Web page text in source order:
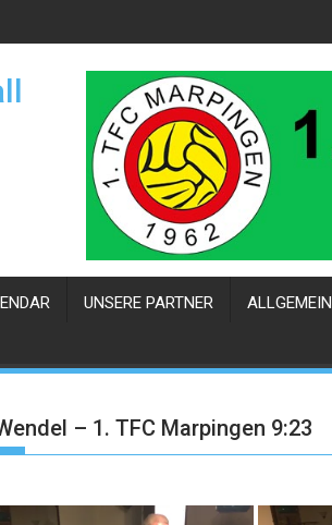
UNSERE PARTNER ALLGEMEIN
– 1. TFC Marpingen 9:23